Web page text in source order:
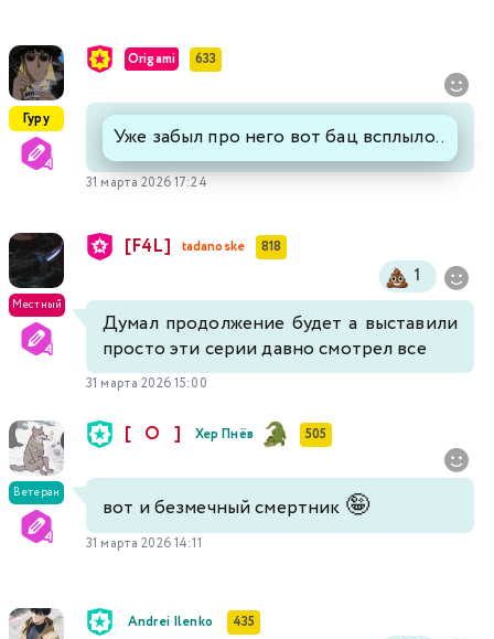
Гуру
Origami 633
Уже забыл про него вот бац всплыло..
31 марта 2026 17:24
Местный
[F4L] tadanoske 818
1
Думал продолжение будет а выставили
просто эти серии давно смотрел все
31 марта 2026 15:00
Ветеран
[⠀O⠀] Хер Пнёв 505
вот и безмечный смертник 🤪
31 марта 2026 14:11
Andrei Ilenko 435